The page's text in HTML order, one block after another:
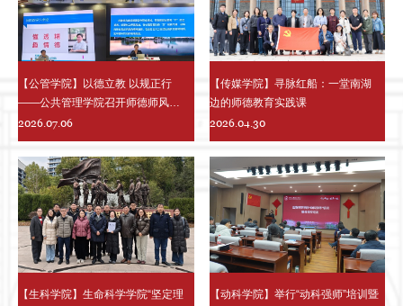
【公管学院】以德立教 以规正行
——公共管理学院召开师德师风专
题培训会
2026.07.06
【传媒学院】寻脉红船：一堂南湖
边的师德教育实践课
2026.04.30
【生科学院】生命科学学院“坚定理 【动科学院】举行“动科强师”培训暨